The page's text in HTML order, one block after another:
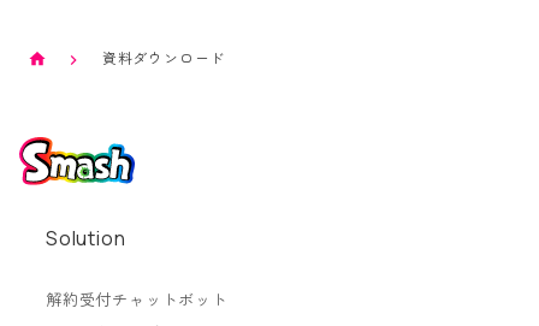
資料ダウンロード
Solution
解約受付チャットボット